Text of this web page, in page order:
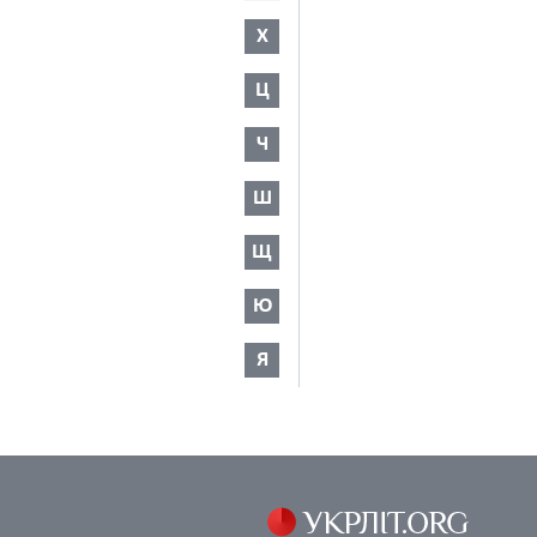
Х
Ц
Ч
Ш
Щ
Ю
Я